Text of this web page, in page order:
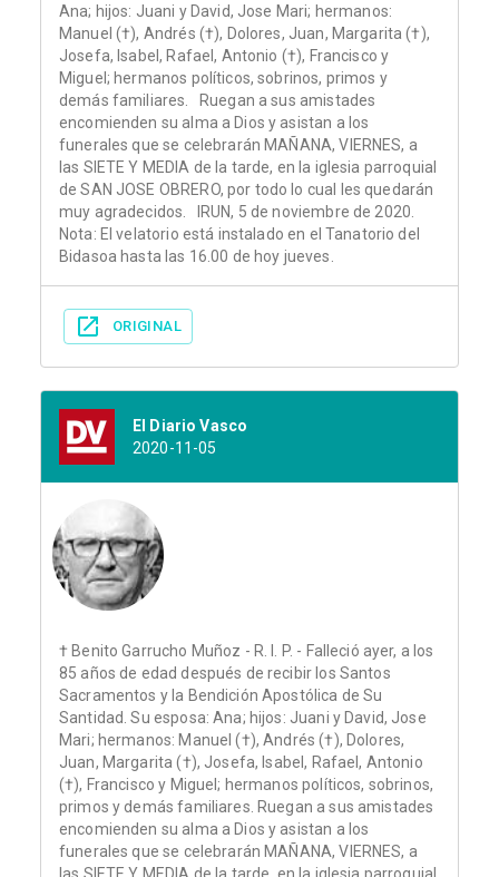
Ana; hijos: Juani y David, Jose Mari; hermanos:
Manuel (†), Andrés (†), Dolores, Juan, Margarita (†),
Josefa, Isabel, Rafael, Antonio (†), Francisco y
Miguel; hermanos políticos, sobrinos, primos y
demás familiares. Ruegan a sus amistades
encomienden su alma a Dios y asistan a los
funerales que se celebrarán MAÑANA, VIERNES, a
las SIETE Y MEDIA de la tarde, en la iglesia parroquial
de SAN JOSE OBRERO, por todo lo cual les quedarán
muy agradecidos. IRUN, 5 de noviembre de 2020.
Nota: El velatorio está instalado en el Tanatorio del
Bidasoa hasta las 16.00 de hoy jueves.
ORIGINAL
El Diario Vasco
2020-11-05
† Benito Garrucho Muñoz - R. I. P. - Falleció ayer, a los
85 años de edad después de recibir los Santos
Sacramentos y la Bendición Apostólica de Su
Santidad. Su esposa: Ana; hijos: Juani y David, Jose
Mari; hermanos: Manuel (†), Andrés (†), Dolores,
Juan, Margarita (†), Josefa, Isabel, Rafael, Antonio
(†), Francisco y Miguel; hermanos políticos, sobrinos,
primos y demás familiares. Ruegan a sus amistades
encomienden su alma a Dios y asistan a los
funerales que se celebrarán MAÑANA, VIERNES, a